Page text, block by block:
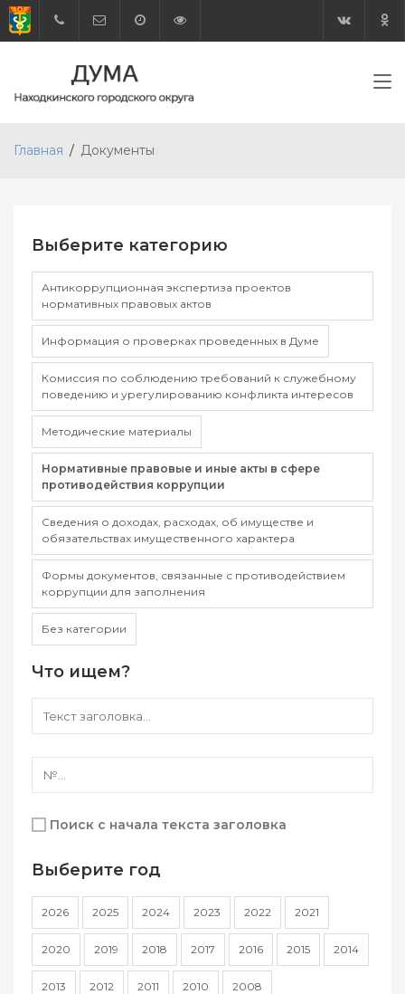
Главная Документы
Выберите категорию
Антикоррупционная экспертиза проектов
нормативных правовых актов
Информация о проверках проведенных в Думе
Комиссия по соблюдению требований к служебному
поведению и урегулированию конфликта интересов
Методические материалы
Нормативные правовые и иные акты в сфере
противодействия коррупции
Сведения о доходах, расходах, об имуществе и
обязательствах имущественного характера
Формы документов, связанные с противодействием
коррупции для заполнения
Без категории
Что ищем?
Поиск с начала текста заголовка
Выберите год
2026 2025 2024 2023 2022 2021
2020 2019 2018 2017 2016 2015 2014
2013 2012 2011 2010 2008